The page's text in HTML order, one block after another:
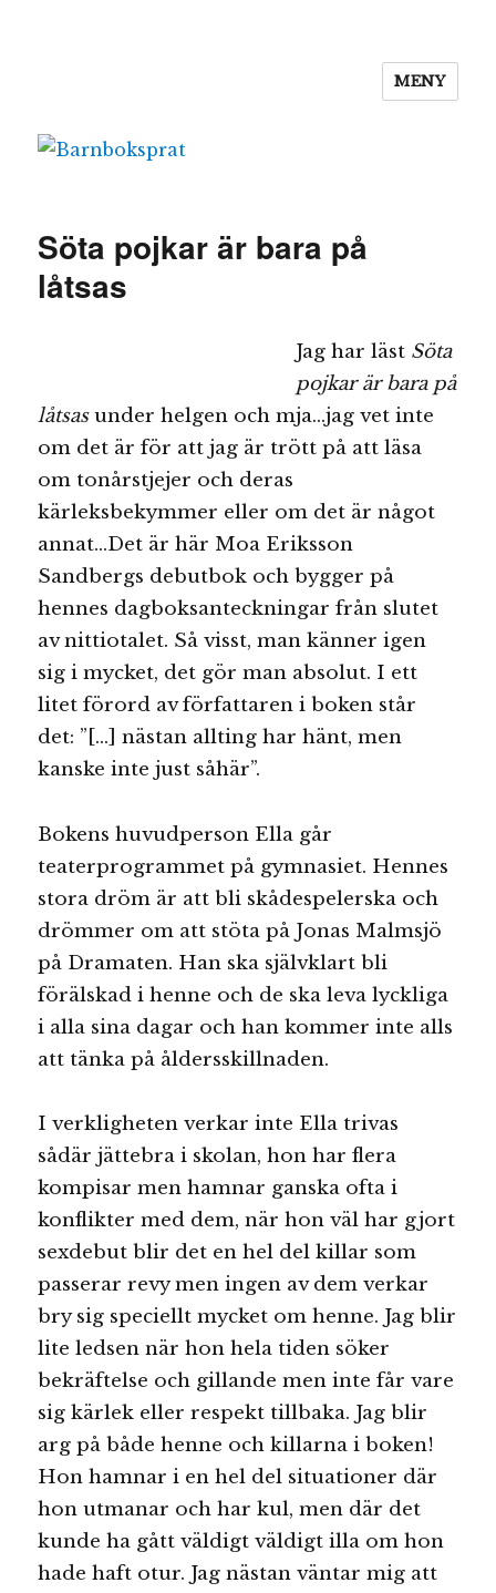
MENY
Söta pojkar är bara på
låtsas
Jag har läst Söta
pojkar är bara på
låtsasunder helgen och mja…jag vet inte
om det är för att jag är trött på att läsa
om tonårstjejer och deras
kärleksbekymmer eller om det är något
annat…Det är här Moa Eriksson
Sandbergs debutbok och bygger på
hennes dagboksanteckningar från slutet
av nittiotalet. Så visst, man känner igen
sig i mycket, det gör man absolut. I ett
litet förord av författaren i boken står
det: ”[…] nästan allting har hänt, men
kanske inte just såhär”.
Bokens huvudperson Ella går
teaterprogrammet på gymnasiet. Hennes
stora dröm är att bli skådespelerska och
drömmer om att stöta på Jonas Malmsjö
på Dramaten. Han ska självklart bli
förälskad i henne och de ska leva lyckliga
i alla sina dagar och han kommer inte alls
att tänka på åldersskillnaden.
I verkligheten verkar inte Ella trivas
sådär jättebra i skolan, hon har flera
kompisar men hamnar ganska ofta i
konflikter med dem, när hon väl har gjort
sexdebut blir det en hel del killar som
passerar revy men ingen av dem verkar
bry sig speciellt mycket om henne. Jag blir
lite ledsen när hon hela tiden söker
bekräftelse och gillande men inte får vare
sig kärlek eller respekt tillbaka. Jag blir
arg på både henne och killarna i boken!
Hon hamnar i en hel del situationer där
hon utmanar och har kul, men där det
kunde ha gått väldigt väldigt illa om hon
hade haft otur. Jag nästan väntar mig att